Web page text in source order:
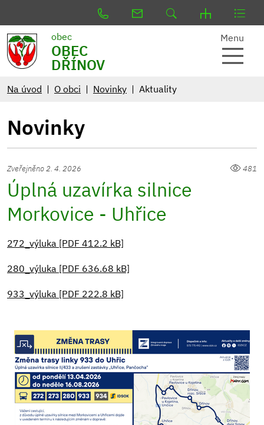
obec
OBEC
DŘÍNOV
Menu
Na úvod O obci Novinky Aktuality
Novinky
Zveřejněno 2. 4. 2026 481
Úplná uzavírka silnice
Morkovice - Uhřice
272_výluka [PDF 412.2 kB]
280_výluka [PDF 636.68 kB]
933_výluka [PDF 222.8 kB]